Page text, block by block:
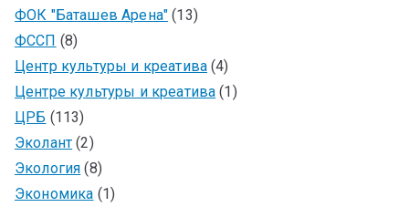
ФОК "Баташев Арена" (13)
ФССП (8)
Центр культуры и креатива (4)
Центре культуры и креатива (1)
ЦРБ (113)
Эколант (2)
Экология (8)
Экономика (1)